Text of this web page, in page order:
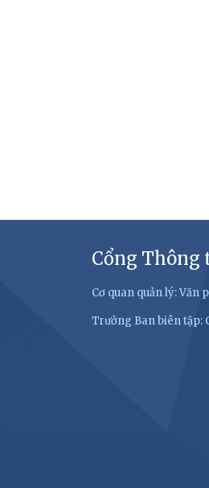
Cổng Thông
Cơ quan quản lý: Văn
Trưởng Ban biên tập: